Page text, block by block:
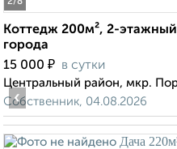
Коттедж 200м², 2-
города
15 000 ₽ в сутки
Центральный район, мкр.
Собственник, 04.08.2026
‹